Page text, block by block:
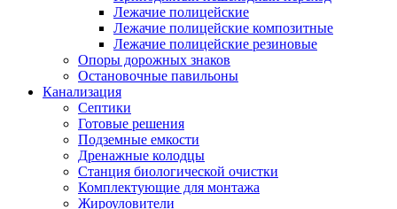
Лежачие полицейские
Лежачие полицейские композитные
Лежачие полицейские резиновые
Опоры дорожных знаков
Остановочные павильоны
Канализация
Септики
Готовые решения
Подземные емкости
Дренажные колодцы
Станция биологической очистки
Комплектующие для монтажа
Жироуловители